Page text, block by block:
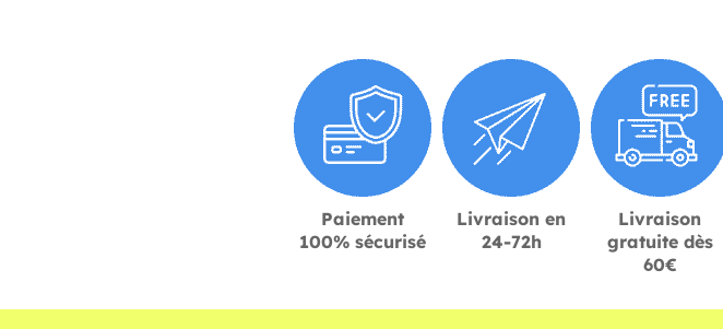
Paiement
100% sécurisé
Livraison en
24-72h
Livraison
gratuite dès
60€